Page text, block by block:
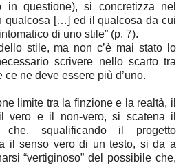
in questione), si concretizza nel
qualcosa […] ed il qualcosa da cui
di uno stile” (p. 7).
stile, ma non c’è mai stato lo
scrivere nello scarto tra
ne deve essere più d’uno.
limite tra la finzione e la realtà, il
vero e il non-vero, si scatena il
squalificando il progetto
il senso vero di un testo, si da a
“vertiginoso” del possibile che,